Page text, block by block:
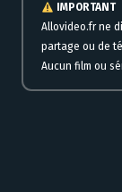
IMPORTANT
Allovideo.fr ne
partage ou de
Aucun film ou